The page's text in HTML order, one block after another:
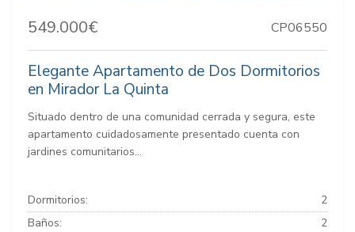
549.000€ CP06550
Elegante Apartamento de Dos Dormitorios
en Mirador La Quinta
Situado dentro de una comunidad cerrada y segura, este
apartamento cuidadosamente presentado cuenta con
jardines comunitarios...
Dormitorios:
2
Baños:
2